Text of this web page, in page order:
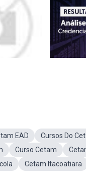
EAD Cursos Do
Curso Cetam
Cetam Itacoatiara